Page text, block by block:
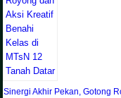
Sinergi Akhir Pekan, Gotong